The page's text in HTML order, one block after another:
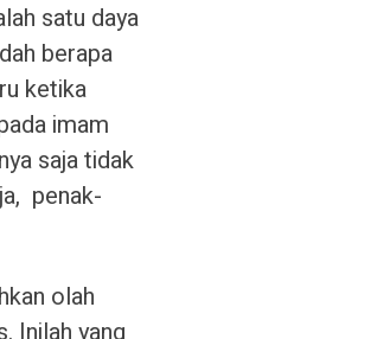
satu daya
berapa
ketika
imam
saja tidak
penak-
olah